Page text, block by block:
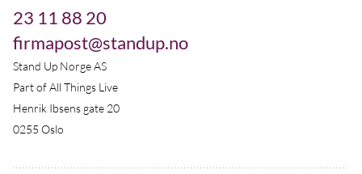
23 11 88 20
firmapost@standup.no
Stand Up Norge AS
Part of All Things Live
Henrik Ibsens gate 20
0255 Oslo